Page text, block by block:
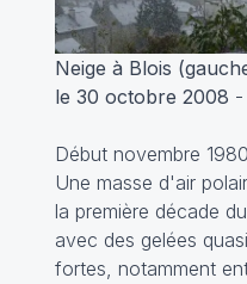
Neige à Blois
le 30 octobre 2008 -
Début novembre
Une masse d'air
la première décade
avec des gelées
fortes, notamment